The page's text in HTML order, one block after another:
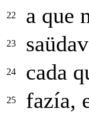
22 a que
23
24 cada
25 fazía,